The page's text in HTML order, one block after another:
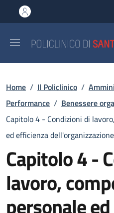
al contenuto principale
to footer content
Briciole di pane
Home / Il Policlinico /
Performance / Benessere
Capitolo 4 - Condizioni di
ed efficienza dell'organizzazione
Capitolo 4 -
lavoro,
personale